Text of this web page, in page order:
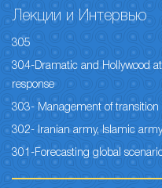
Лекции и Интервью
305
304-Dramatic and Hollywood
response
303- Management of
302- Iranian army, Islamic
301-Forecasting global